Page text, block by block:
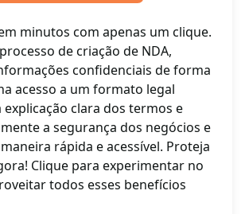
minutos com apenas um clique.
de criação de NDA,
confidenciais de forma
acesso a um formato legal
explicação clara dos termos e
a segurança dos negócios e
rápida e acessível. Proteja
Clique para experimentar no
todos esses benefícios